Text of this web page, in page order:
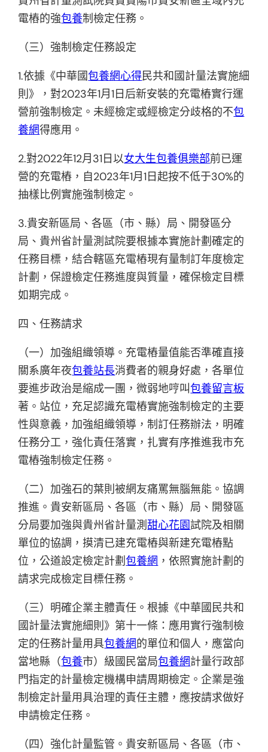
電樁的強包養制檢定任務。
（三）強制檢定任務設定
1.依據《中華國包養網心得民共和國計量法實施細
則》，對2023年1月1日后新安裝的充電樁實行運
營前強制檢定。未經檢定或經檢定分歧格的不包
養網得應用。
2.對2022年12月31日以女大生包養俱樂部前已運
營的充電樁，自2023年1月1日起按不低于30%的
抽樣比例實施強制檢定。
3.貴安新區局、各區（市、縣）局、開發區分
局、貴州省計量測試院要根據本實施計劃確定的
任務目標，結合轄區充電樁現有量制訂年度檢定
計劃，保證檢定任務進度與質量，確保檢定目標
如期完成。
四、任務請求
（一）加強組織領導。充電樁量值能否準確直接
關系廣年夜包養站長消費者的親身好處，各單位
要進步政治是縮成一團，微弱地哼叫包養留言板
著。站位，充足認識充電樁實施強制檢定的主要
性與意義，加強組織領導，制訂任務辦法，明確
任務分工，強化責任落實，扎實有序推進我市充
電樁強制檢定任務。
（二）加強石的葉則被網友痛罵無腦無能。協調
推進。貴安新區局、各區（市、縣）局、開發區
分局要加強與貴州省計量測甜心花園試院及相關
單位的協調，摸清已建充電樁與新建充電樁點
位，公道設定檢定計劃包養網 ，依照實施計劃的
請求完成檢定目標任務。
（三）明確企業主體責任。根據《中華國民共和
國計量法實施細則》第十一條：應用實行強制檢
定的任務計量用具包養網的單位和個人，應當向
當地縣（包養市）級國民當局包養網計量行政部
門指定的計量檢定機構申請周期檢定。企業是強
制檢定計量用具治理的責任主體，應按請求做好
申請檢定任務。
（四）強化計量監管。貴安新區局、各區（市、